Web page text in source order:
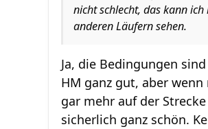
nicht schlecht, das kann ich
anderen Läufern sehen.
Ja, die Bedingungen
HM ganz gut, aber
gar mehr auf der
sicherlich ganz schön.